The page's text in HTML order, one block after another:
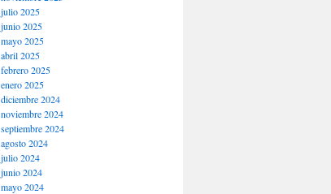
julio 2025
junio 2025
mayo 2025
abril 2025
febrero 2025
enero 2025
diciembre 2024
noviembre 2024
septiembre 2024
agosto 2024
julio 2024
junio 2024
mayo 2024